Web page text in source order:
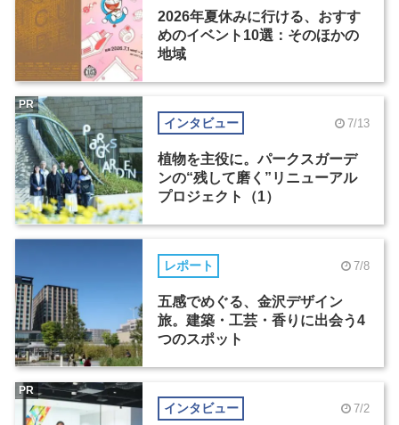
2026年夏休みに行ける、おすす
めのイベント10選：そのほかの
地域
インタビュー 7/13
植物を主役に。パークスガーデ
ンの“残して磨く”リニューアル
プロジェクト（1）
PR
レポート 7/8
五感でめぐる、金沢デザイン
旅。建築・工芸・香りに出会う4
つのスポット
インタビュー 7/2
PR